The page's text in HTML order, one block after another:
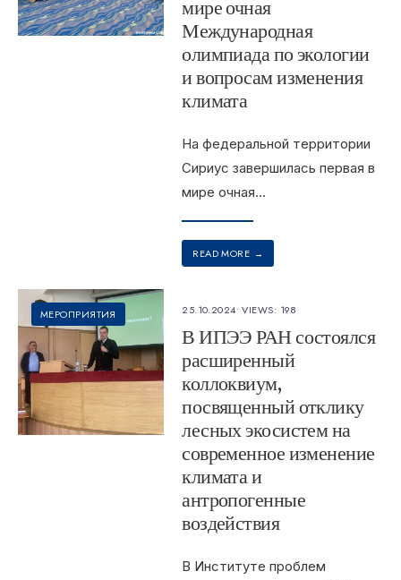
мире очная
Международная
олимпиада по экологии
и вопросам изменения
климата
На федеральной территории
Сириус завершилась первая в
мире очная...
READ MORE →
МЕРОПРИЯТИЯ 25.10.2024•VIEWS: 198
В ИПЭЭ РАН состоялся
расширенный
коллоквиум,
посвященный отклику
лесных экосистем на
современное изменение
климата и
антропогенные
воздействия
В Институте проблем